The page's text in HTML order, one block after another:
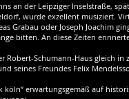
an der Leipziger Inselstraße,
wurde exzellent musiziert.
Grabau oder Joseph Joachim
bitten. An diese Zeiten
Robert-Schumann-Haus gleich
seines Freundes Felix
köln“ erwartungsgemäß auf